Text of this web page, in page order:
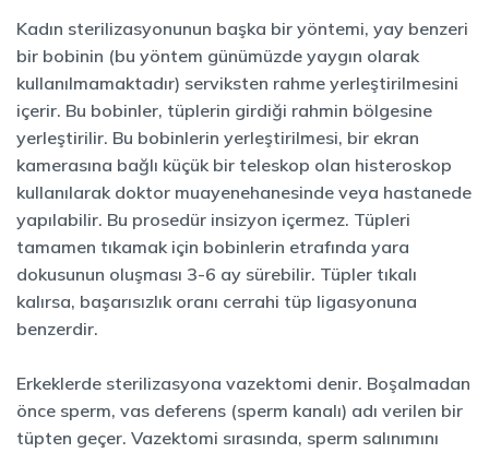
Kadın sterilizasyonunun başka bir yöntemi, yay benzeri
bir bobinin (bu yöntem günümüzde yaygın olarak
kullanılmamaktadır) serviksten rahme yerleştirilmesini
içerir. Bu bobinler, tüplerin girdiği rahmin bölgesine
yerleştirilir. Bu bobinlerin yerleştirilmesi, bir ekran
kamerasına bağlı küçük bir teleskop olan histeroskop
kullanılarak doktor muayenehanesinde veya hastanede
yapılabilir. Bu prosedür insizyon içermez. Tüpleri
tamamen tıkamak için bobinlerin etrafında yara
dokusunun oluşması 3-6 ay sürebilir. Tüpler tıkalı
kalırsa, başarısızlık oranı cerrahi tüp ligasyonuna
benzerdir.
Erkeklerde sterilizasyona vazektomi denir. Boşalmadan
önce sperm, vas deferens (sperm kanalı) adı verilen bir
tüpten geçer. Vazektomi sırasında, sperm salınımını